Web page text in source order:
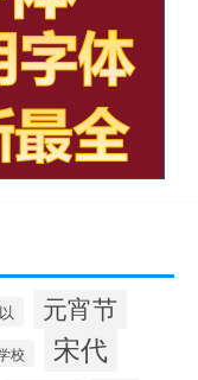
元宵节
校 宋代